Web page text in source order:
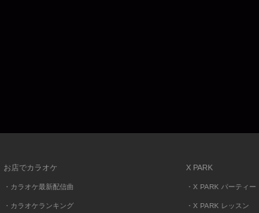
お店でカラオケ
・カラオケ最新配信曲
・カラオケランキング
X PARK
・X PARK パーティー
・X PARK レッスン